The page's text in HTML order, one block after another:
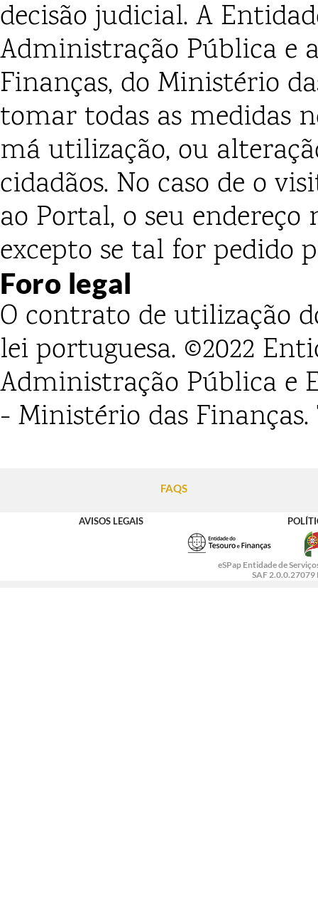
decisão judicial. A
Administração Pública e
Finanças, do Ministério
tomar todas as medidas
má utilização, ou
cidadãos. No caso de o
ao Portal, o seu
excepto se tal for pedido
Foro legal
O contrato de utilização
lei portuguesa. ©2022
Administração Pública e
- Ministério das
FAQS
AVISOS LEGAIS
eSPap Entidade de
SAF